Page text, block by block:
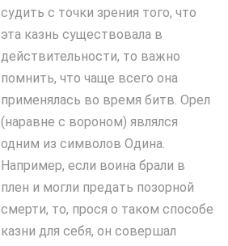
судить с точки зрения того, что
эта казнь существовала в
действительности, то важно
помнить, что чаще всего она
применялась во время битв. Орел
(наравне с вороном) являлся
одним из символов Одина.
Например, если воина брали в
плен и могли предать позорной
смерти, то, прося о таком способе
казни для себя, он совершал